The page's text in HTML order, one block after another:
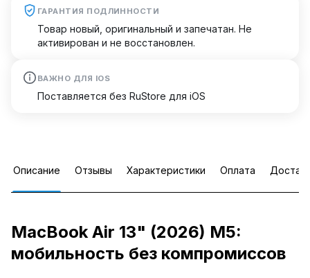
ГАРАНТИЯ ПОДЛИННОСТИ
Товар новый, оригинальный и запечатан. Не
активирован и не восстановлен.
ВАЖНО ДЛЯ IOS
Поставляется без RuStore для iOS
Описание Отзывы Характеристики Оплата
MacBook Air 13" (2026) M5:
мобильность без компромиссов